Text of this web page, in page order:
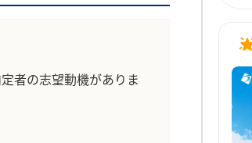
者の志望動機がありま